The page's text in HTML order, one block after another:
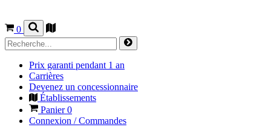
0
Prix garanti pendant 1 an
Carrières
Devenez un concessionnaire
Établissements
Panier0
Connexion / Commandes